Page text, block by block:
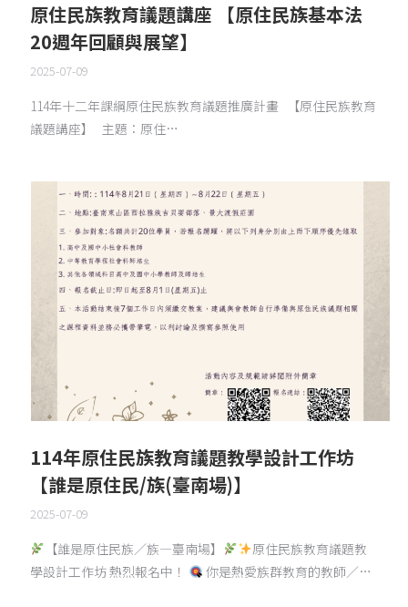
原住民族教育議題講座 【原住民族基本法
20週年回顧與展望】
2025-07-09
114年十二年課綱原住民族教育議題推廣計畫 【原住民族教育
議題講座】 主題：原住…
114年原住民族教育議題教學設計工作坊
【誰是原住民/族(臺南場)】
2025-07-09
【誰是原住民族／族—臺南場】
原住民族教育議題教
學設計工作坊 熱烈報名中！
你是熱愛族群教育的教師／…